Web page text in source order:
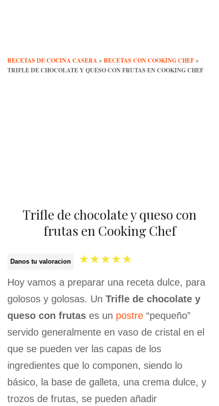
RECETAS DE COCINA CASERA > RECETAS CON COOKING CHEF>
TRIFLE DE CHOCOLATE Y QUESO CON FRUTAS EN COOKING CHEF
Trifle de chocolate y queso con
frutas en Cooking Chef
Danos tu valoracion ★★★★★
Hoy vamos a preparar una receta dulce, para
golosos y golosas. Un Trifle de chocolate y
queso con frutas es un postre “pequeño”
servido generalmente en vaso de cristal en el
que se pueden ver las capas de los
ingredientes que lo componen, siendo lo
básico, la base de galleta, una crema dulce, y
trozos de frutas, se pueden añadir